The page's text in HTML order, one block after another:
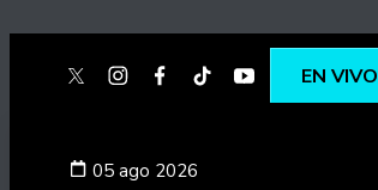
twitterinstagram
facebook
tiktokyoutubespotify
EN VIVO
05 ago 2026